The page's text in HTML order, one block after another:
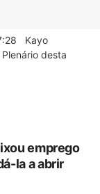
Kayo
desta
emprego
la a abrir